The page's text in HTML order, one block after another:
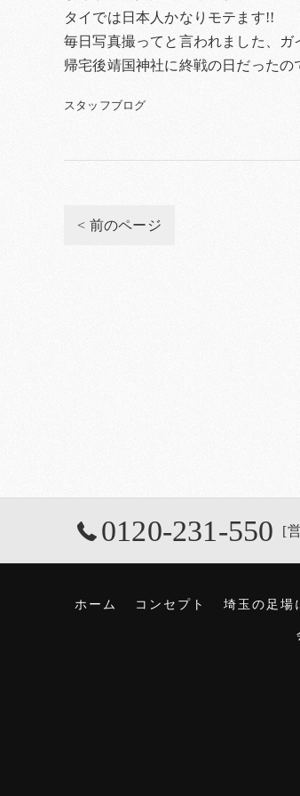
タイでは日本人かなりモテます!!
毎日写真撮ってと言われました、
帰宅後靖国神社に終戦の日だったの
スタッフブログ
< 前のページ
0120-231-550 [
ホーム コンセプト 埼玉の足場